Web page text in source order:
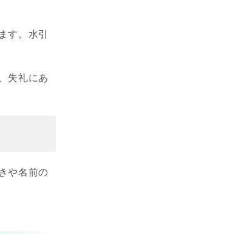
す。水引
失礼にあ
や名前の